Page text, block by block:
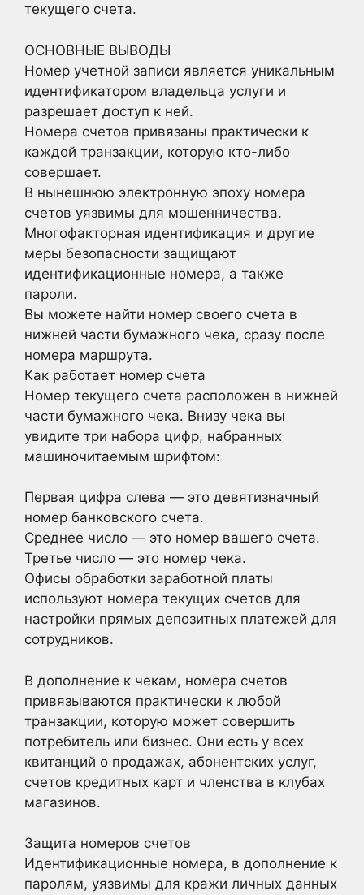
текущего счета.
ОСНОВНЫЕ ВЫВОДЫ
Номер учетной записи является уникальным
идентификатором владельца услуги и
разрешает доступ к ней.
Номера счетов привязаны практически к
каждой транзакции, которую кто-либо
совершает.
В нынешнюю электронную эпоху номера
счетов уязвимы для мошенничества.
Многофакторная идентификация и другие
меры безопасности защищают
идентификационные номера, а также
пароли.
Вы можете найти номер своего счета в
нижней части бумажного чека, сразу после
номера маршрута.
Как работает номер счета
Номер текущего счета расположен в нижней
части бумажного чека. Внизу чека вы
увидите три набора цифр, набранных
машиночитаемым шрифтом:
Первая цифра слева — это девятизначный
номер банковского счета.
Среднее число — это номер вашего счета.
Третье число — это номер чека.
Офисы обработки заработной платы
используют номера текущих счетов для
настройки прямых депозитных платежей для
сотрудников.
В дополнение к чекам, номера счетов
привязываются практически к любой
транзакции, которую может совершить
потребитель или бизнес. Они есть у всех
квитанций о продажах, абонентских услуг,
счетов кредитных карт и членства в клубах
магазинов.
Защита номеров счетов
Идентификационные номера, в дополнение к
паролям, уязвимы для кражи личных данных